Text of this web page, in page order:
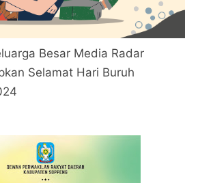
Besar Media Radar
Selamat Hari Buruh